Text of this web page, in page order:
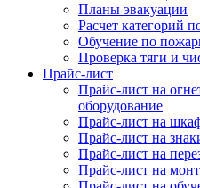
Планы эвакуации
Расчет категорий
Обучение по
Проверка тяги и
Прайс-лист
Прайс-лист на
оборудование
Прайс-лист на
Прайс-лист на
Прайс-лист на
Прайс-лист на